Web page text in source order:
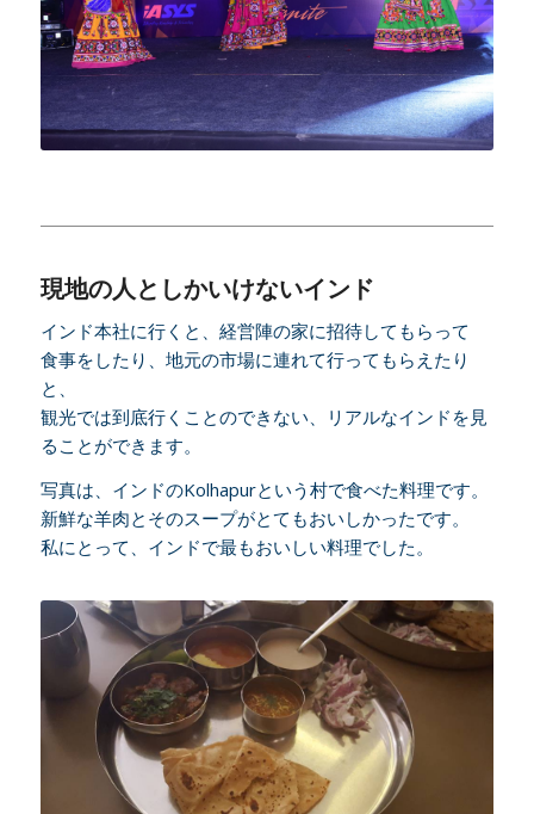
現地の人としかいけないインド
インド本社に行くと、経営陣の家に招待してもらって
食事をしたり、地元の市場に連れて行ってもらえたり
と、
観光では到底行くことのできない、リアルなインドを見
ることができます。
写真は、インドのKolhapurという村で食べた料理です。
新鮮な羊肉とそのスープがとてもおいしかったです。
私にとって、インドで最もおいしい料理でした。